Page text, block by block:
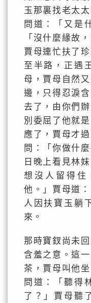
玉那裏找老太
問道：「又是
「沒什麼緣故
賈母連忙扶了
至半路，正遇
母，賈母自然
邊，只得忍淚
去了，由你們
別委屈了他就
應了，賈母才
問：「你做什
日晚上看見林
想沒人留得住
他。」賈母道
人因扶寶玉躺
來。
那時寶釵尚未
含羞之意。這
茶，賈母叫他
問道：「聽得
了？」賈母聽